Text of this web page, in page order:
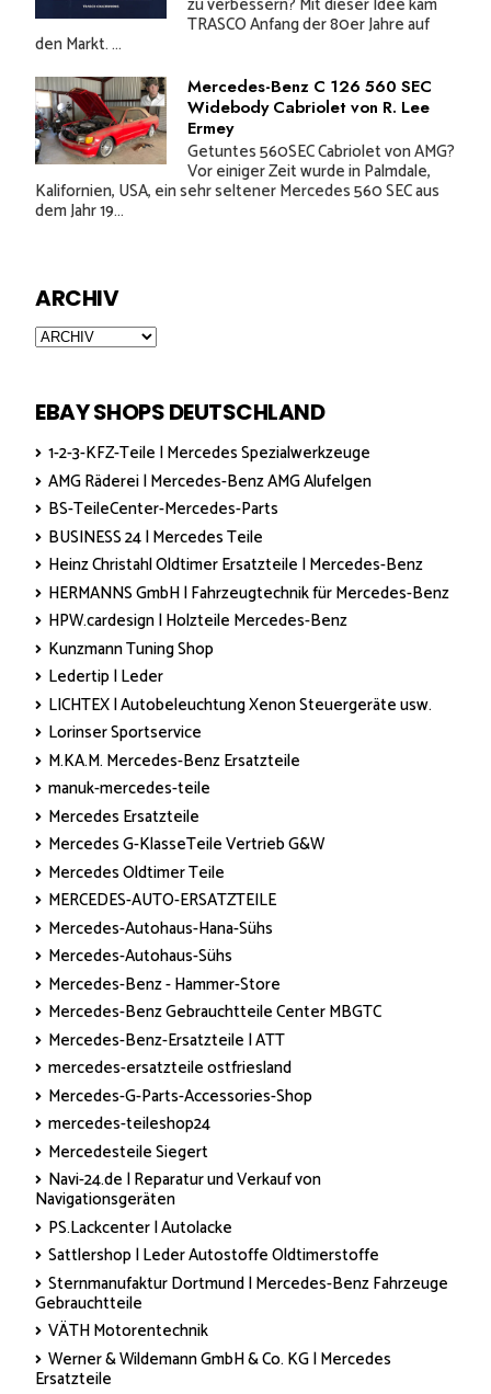
TRASCO Anfang der 80er Jahre auf
den Markt. ...
Mercedes-Benz C 126 560 SEC
Widebody Cabriolet von R. Lee
Ermey
Getuntes 560SEC Cabriolet von AMG?
Vor einiger Zeit wurde in Palmdale,
Kalifornien, USA, ein sehr seltener Mercedes 560 SEC aus
dem Jahr 19...
ARCHIV
EBAY SHOPS DEUTSCHLAND
1-2-3-KFZ-Teile | Mercedes Spezialwerkzeuge
AMG Räderei | Mercedes-Benz AMG Alufelgen
BS-TeileCenter-Mercedes-Parts
BUSINESS 24 | Mercedes Teile
Heinz Christahl Oldtimer Ersatzteile | Mercedes-Benz
HERMANNS GmbH | Fahrzeugtechnik für Mercedes-Benz
HPW.cardesign | Holzteile Mercedes-Benz
Kunzmann Tuning Shop
Ledertip | Leder
LICHTEX | Autobeleuchtung Xenon Steuergeräte usw.
Lorinser Sportservice
M.KA.M. Mercedes-Benz Ersatzteile
manuk-mercedes-teile
Mercedes Ersatzteile
Mercedes G-KlasseTeile Vertrieb G&W
Mercedes Oldtimer Teile
MERCEDES-AUTO-ERSATZTEILE
Mercedes-Autohaus-Hana-Sühs
Mercedes-Autohaus-Sühs
Mercedes-Benz - Hammer-Store
Mercedes-Benz Gebrauchtteile Center MBGTC
Mercedes-Benz-Ersatzteile | ATT
mercedes-ersatzteile ostfriesland
Mercedes-G-Parts-Accessories-Shop
mercedes-teileshop24
Mercedesteile Siegert
Navi-24.de | Reparatur und Verkauf von
Navigationsgeräten
PS.Lackcenter | Autolacke
Sattlershop | Leder Autostoffe Oldtimerstoffe
Sternmanufaktur Dortmund | Mercedes-Benz Fahrzeuge
Gebrauchtteile
VÄTH Motorentechnik
Werner & Wildemann GmbH & Co. KG | Mercedes
Ersatzteile